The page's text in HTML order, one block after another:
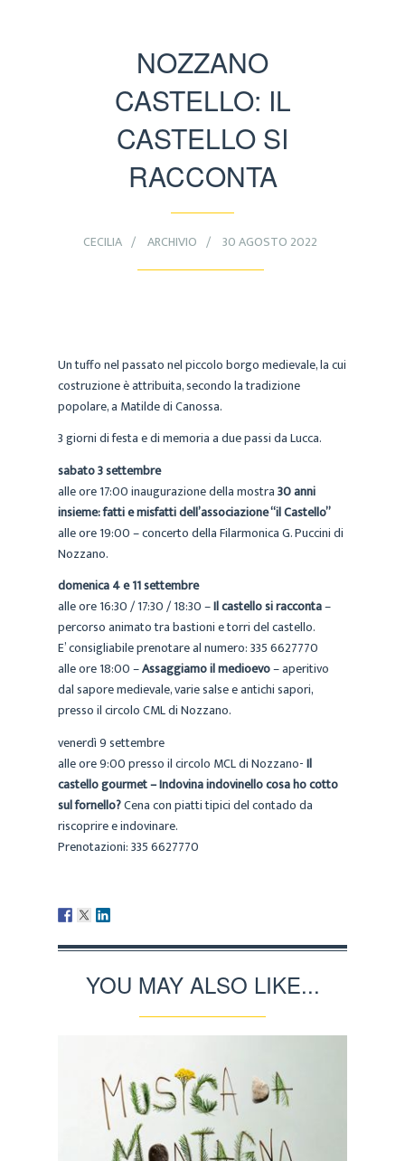
NOZZANO
CASTELLO: IL
CASTELLO SI
RACCONTA
CECILIA ARCHIVIO 30 AGOSTO 2022
Un tuffo nel passato nel piccolo borgo medievale, la cui
costruzione è attribuita, secondo la tradizione
popolare, a Matilde di Canossa.
3 giorni di festa e di memoria a due passi da Lucca.
sabato 3 settembre
alle ore 17:00 inaugurazione della mostra30 anni
insieme: fatti e misfatti dell’associazione “il Castello”
alle ore 19:00 – concerto della Filarmonica G. Puccini di
Nozzano.
domenica 4 e 11 settembre
alle ore 16:30 / 17:30 / 18:30 –Il castello si racconta–
percorso animato tra bastioni e torri del castello.
E’ consigliabile prenotare al numero: 335 6627770
alle ore 18:00 –Assaggiamo il medioevo– aperitivo
dal sapore medievale, varie salse e antichi sapori,
presso il circolo CML di Nozzano.
venerdì 9 settembre
alle ore 9:00 presso il circolo MCL di Nozzano-Il
castello gourmet – Indovina indovinello cosa ho cotto
sul fornello?Cena con piatti tipici del contado da
riscoprire e indovinare.
Prenotazioni: 335 6627770
YOU MAY ALSO LIKE...